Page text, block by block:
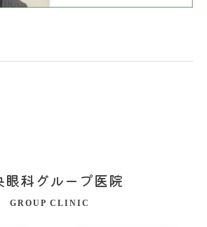
眼科グループ医院
GROUP CLINIC